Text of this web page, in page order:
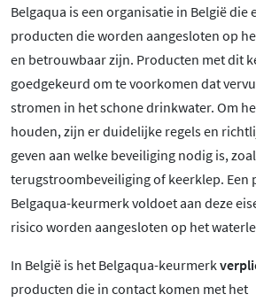
Belgaqua is een organisatie in België die
producten die worden aangesloten op
en betrouwbaar zijn. Producten met dit
goedgekeurd om te voorkomen dat
stromen in het schone drinkwater. Om
houden, zijn er duidelijke regels en
geven aan welke beveiliging nodig is,
terugstroombeveiliging of keerklep. Een
Belgaqua-keurmerk voldoet aan deze
risico worden aangesloten op het
In België is het Belgaqua-keurmerk
producten die in contact komen met het